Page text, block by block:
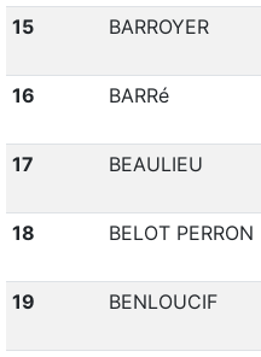
15 BARROYER
16 BARRé
17 BEAULIEU
18 BELOT PERRON
19 BENLOUCIF